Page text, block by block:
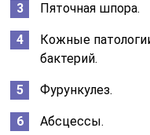
Пяточная шпора.
Кожные
бактерий.
Фурункулез.
Абсцессы.